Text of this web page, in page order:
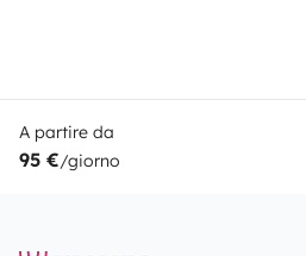
A partire da
95 €/giorno